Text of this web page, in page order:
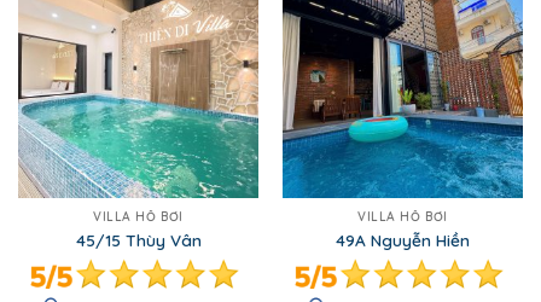
VILLA HỒ BƠI
45/15 Thùy Vân
VILLA HỒ BƠI
49A Nguyễn Hiền